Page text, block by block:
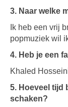
3. Naar welke
Ik heb een vrij
popmuziek wil
4. Heb je een
Khaled
5. Hoeveel tijd
schaken?